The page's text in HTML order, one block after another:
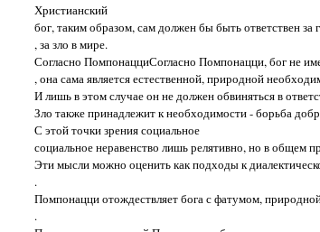
Христианский
бог, таким образом, сам должен бы быть ответствен за
, за зло в мире.
Согласно ПомпонацциСогласно Помпонацци, бог не
, она сама является естественной, природной
И лишь в этом случае он не должен обвиняться в
Зло также принадлежит к необходимости - борьба
С этой точки зрения социальное
социальное неравенство лишь релятивно, но в общем
Эти мысли можно оценить как подходы к
.
Помпонацци отождествляет бога с фатумом,
.